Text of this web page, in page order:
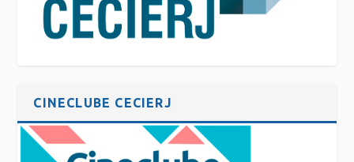
CINECLUBE CECIERJ